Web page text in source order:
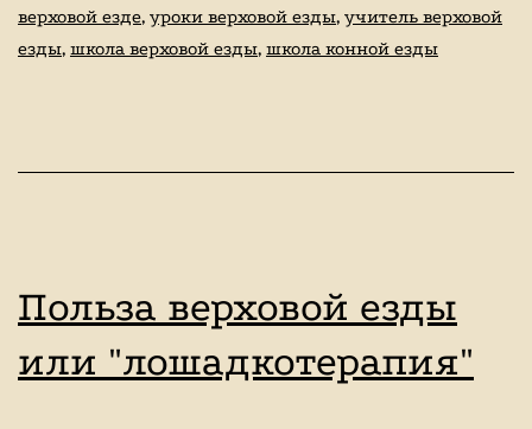
верховой езде, уроки верховой езды, учитель верховой
езды, школа верховой езды, школа конной езды
Польза верховой езды
или "лошадкотерапия"